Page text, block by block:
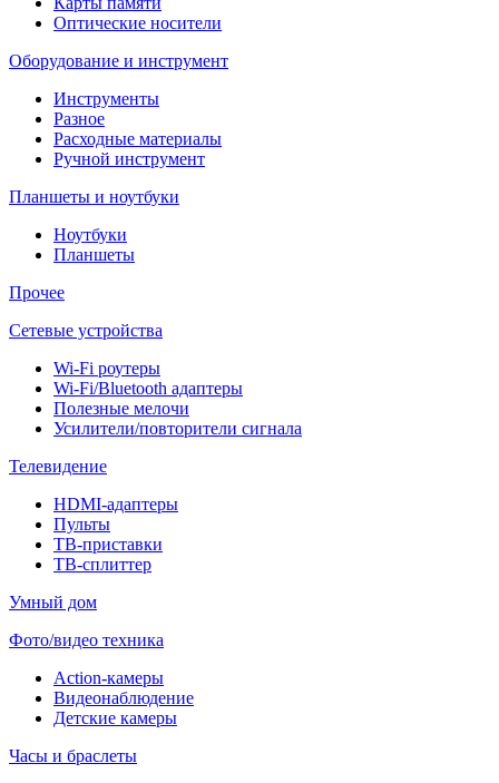
Оптические носители
Оборудование и инструмент
Инструменты
Разное
Расходные материалы
Ручной инструмент
Планшеты и ноутбуки
Ноутбуки
Планшеты
Прочее
Сетевые устройства
Wi-Fi роутеры
Wi-Fi/Bluetooth адаптеры
Полезные мелочи
Усилители/повторители сигнала
Телевидение
HDMI-адаптеры
Пульты
ТВ-приставки
ТВ-сплиттер
Умный дом
Фото/видео техника
Action-камеры
Видеонаблюдение
Детские камеры
Часы и браслеты